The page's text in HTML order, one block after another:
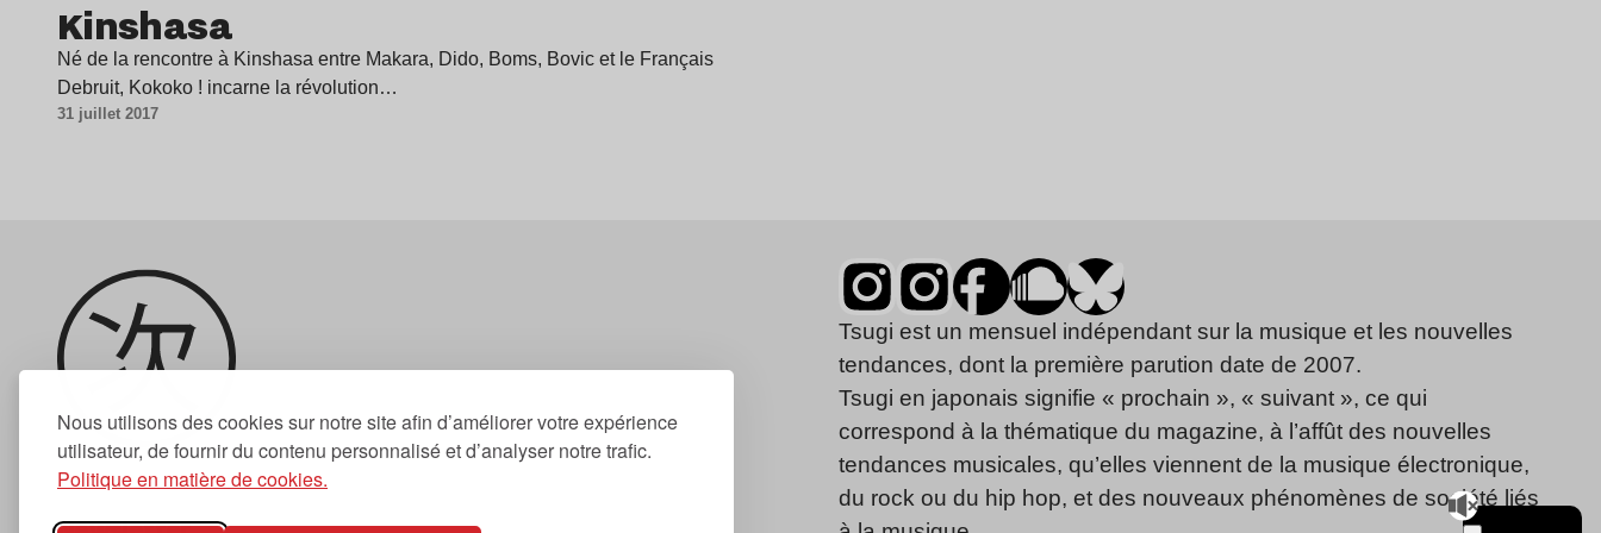
Nous utilisons des cookies sur notre site afin d’améliorer votre expérience
utilisateur, de fournir du contenu personnalisé et d’analyser notre trafic.
Politique en matière de cookies.
Kinshasa
Né de la rencontre à Kinshasa entre Makara, Dido, Boms, Bovic et le Français
Debruit, Kokoko ! incarne la révolution…
31 juillet 2017
Tsugi est un mensuel indépendant sur la musique et les nouvelles
tendances, dont la première parution date de 2007.
Tsugi en japonais signifie « prochain », « suivant », ce qui
correspond à la thématique du magazine, à l’affût des nouvelles
tendances musicales, qu’elles viennent de la musique électronique,
du rock ou du hip hop, et des nouveaux phénomènes de société liés